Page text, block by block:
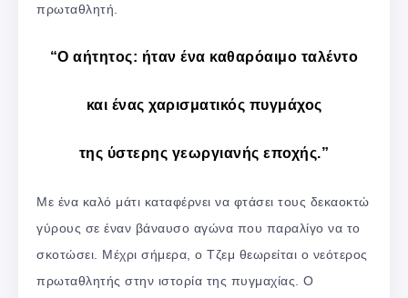
πρωταθλητή.
“Ο αήτητος: ήταν ένα καθαρόαιμο ταλέντο
και ένας χαρισματικός πυγμάχος
της ύστερης γεωργιανής εποχής.”
Με ένα καλό μάτι καταφέρνει να φτάσει τους δεκαοκτώ
γύρους σε έναν βάναυσο αγώνα που παραλίγο να το
σκοτώσει. Μέχρι σήμερα, ο Τζεμ θεωρείται ο νεότερος
πρωταθλητής στην ιστορία της πυγμαχίας. Ο